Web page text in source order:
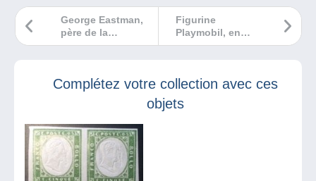
Figurine
Playmobil, en
avant ton histoire
George Eastman,
père de la
photographie
Complétez votre collection avec ces
objets